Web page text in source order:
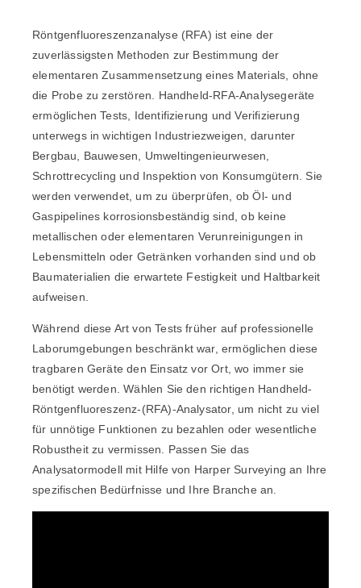
Röntgenfluoreszenzanalyse (RFA) ist eine der
zuverlässigsten Methoden zur Bestimmung der
elementaren Zusammensetzung eines Materials, ohne
die Probe zu zerstören. Handheld-RFA-Analysegeräte
ermöglichen Tests, Identifizierung und Verifizierung
unterwegs in wichtigen Industriezweigen, darunter
Bergbau, Bauwesen, Umweltingenieurwesen,
Schrottrecycling und Inspektion von Konsumgütern. Sie
werden verwendet, um zu überprüfen, ob Öl- und
Gaspipelines korrosionsbeständig sind, ob keine
metallischen oder elementaren Verunreinigungen in
Lebensmitteln oder Getränken vorhanden sind und ob
Baumaterialien die erwartete Festigkeit und Haltbarkeit
aufweisen.
Während diese Art von Tests früher auf professionelle
Laborumgebungen beschränkt war, ermöglichen diese
tragbaren Geräte den Einsatz vor Ort, wo immer sie
benötigt werden. Wählen Sie den richtigen Handheld-
Röntgenfluoreszenz-(RFA)-Analysator, um nicht zu viel
für unnötige Funktionen zu bezahlen oder wesentliche
Robustheit zu vermissen. Passen Sie das
Analysatormodell mit Hilfe von Harper Surveying an Ihre
spezifischen Bedürfnisse und Ihre Branche an.